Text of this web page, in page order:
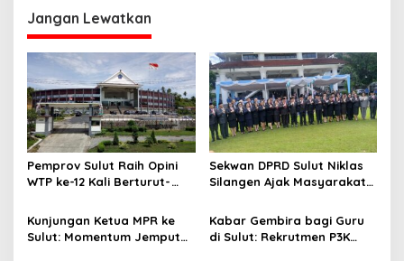
g
a
s
i
p
o
s
Jangan Lewatkan
Pemprov Sulut Raih Opini
WTP ke-12 Kali Berturut-
yang Sehat dan Akuntabel
Sekwan DPRD Sulut Niklas
Silangen Ajak Masyarakat
sebagai Perekat Persatuan
Bangsa
Kunjungan Ketua MPR ke
Sulut: Momentum Jemput
Kabar Gembira bagi Guru
di Sulut: Rekrutmen P3K